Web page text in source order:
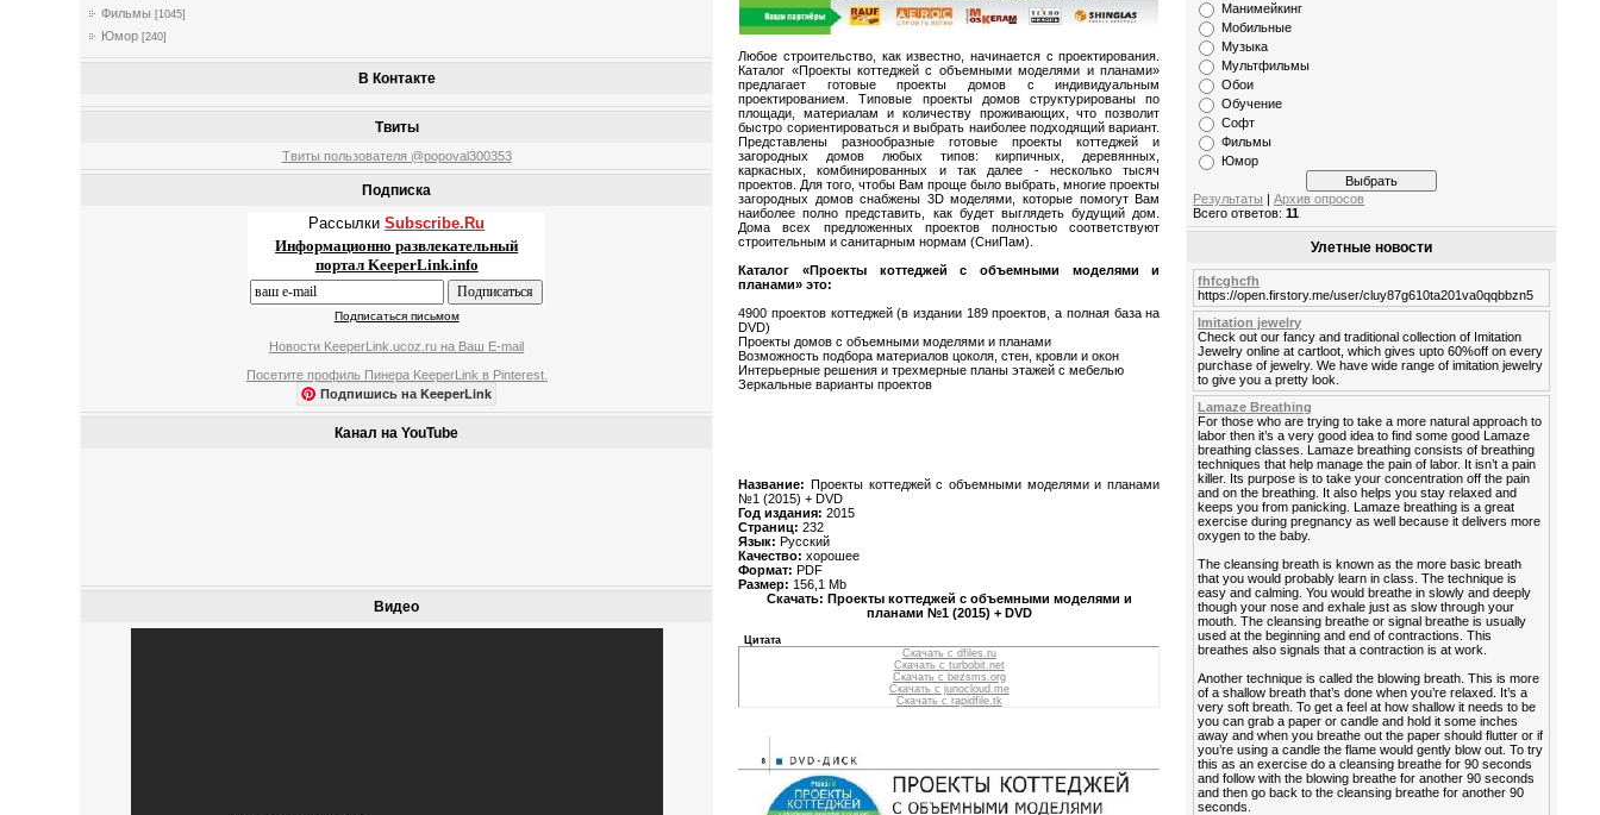
Фильмы [1045]
Юмор [240]
В Контакте
Твиты
Твиты пользователя @popoval300353
Подписка
РассылкиSubscribe.Ru
Информационно развлекательный
портал KeeperLink.info
Подписаться письмом
Новости KeeperLink.ucoz.ru на Ваш E-mail
Посетите профиль Пинера KeeperLink в Pinterest.
Подпишись на KeeperLink
Канал на YouTube
Видео
Любое строительство, как известно, начинается с проектирования.
Каталог «Проекты коттеджей с объемными моделями и планами»
предлагает готовые проекты домов с индивидуальным
проектированием. Типовые проекты домов структурированы по
площади, материалам и количеству проживающих, что позволит
быстро сориентироваться и выбрать наиболее подходящий вариант.
Представлены разнообразные готовые проекты коттеджей и
загородных домов любых типов: кирпичных, деревянных,
каркасных, комбинированных и так далее - несколько тысяч
проектов. Для того, чтобы Вам проще было выбрать, многие проекты
загородных домов снабжены 3D моделями, которые помогут Вам
наиболее полно представить, как будет выглядеть будущий дом.
Дома всех предложенных проектов полностью соответствуют
строительным и санитарным нормам (СниПам).
Каталог «Проекты коттеджей с объемными моделями и
планами» это:
4900 проектов коттеджей (в издании 189 проектов, а полная база на
DVD)
Проекты домов с объемными моделями и планами
Возможность подбора материалов цоколя, стен, кровли и окон
Интерьерные решения и трехмерные планы этажей с мебелью
Зеркальные варианты проектов
Название: Проекты коттеджей с объемными моделями и планами
№1 (2015) + DVD
Год издания: 2015
Страниц: 232
Язык: Русский
Качество: хорошее
Формат: PDF
Размер: 156,1 Mb
Скачать: Проекты коттеджей с объемными моделями и
планами №1 (2015) + DVD
Цитата
Скачать с dfiles.ru
Скачать с turbobit.net
Скачать с bezsms.org
Скачать с junocloud.me
Скачать с rapidfile.tk
Манимейкинг
Мобильные
Музыка
Мультфильмы
Обои
Обучение
Софт
Фильмы
Юмор
Результаты |Архив опросов
Всего ответов:11
Улетные новости
fhfcghcfh
https://open.firstory.me/user/cluy87g610ta201va0qqbbzn5
Imitation jewelry
Check out our fancy and traditional collection of Imitation
Jewelry online at cartloot, which gives upto 60%off on every
purchase of jewelry. We have wide range of imitation jewelry
to give you a pretty look.
Lamaze Breathing
For those who are trying to take a more natural approach to
labor then it’s a very good idea to find some good Lamaze
breathing classes. Lamaze breathing consists of breathing
techniques that help manage the pain of labor. It isn’t a pain
killer. Its purpose is to take your concentration off the pain
and on the breathing. It also helps you stay relaxed and
keeps you from panicking. Lamaze breathing is a great
exercise during pregnancy as well because it delivers more
oxygen to the baby.
The cleansing breath is known as the more basic breath
that you would probably learn in class. The technique is
easy and calming. You would breathe in slowly and deeply
though your nose and exhale just as slow through your
mouth. The cleansing breathe or signal breathe is usually
used at the beginning and end of contractions. This
breathes also signals that a contraction is at work.
Another technique is called the blowing breath. This is more
of a shallow breath that’s done when you’re relaxed. It’s a
very soft breath. To get a feel at how shallow it needs to be
you can grab a paper or candle and hold it some inches
away and when you breathe out the paper should flutter or if
you’re using a candle the flame would gently blow out. To try
this as an exercise do a cleansing breathe for 90 seconds
and follow with the blowing breathe for another 90 seconds
and then go back to the cleansing breathe for another 90
seconds.